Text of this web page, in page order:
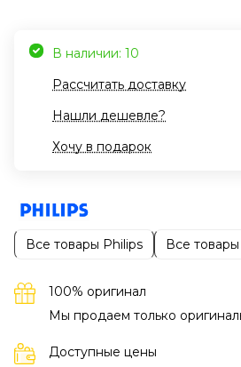
В наличии: 10
Рассчитать доставку
Нашли дешевле?
Хочу в подарок
Все товары Philips Все
100% оригинал
Мы продаем только
Доступные цены